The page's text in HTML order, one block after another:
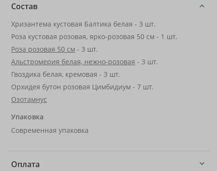
Состав
Хризантема кустовая Балтика белая - 3 шт.
Роза кустовая розовая, ярко-розовая 50 см - 1 шт.
Роза розовая 50 см - 3 шт.
Альстромерия белая, нежно-розовая - 3 шт.
Гвоздика белая, кремовая - 3 шт.
Орхидея бутон розовая Цимбидиум - 7 шт.
Озотамнус
Упаковка
Современная упаковка
Оплата